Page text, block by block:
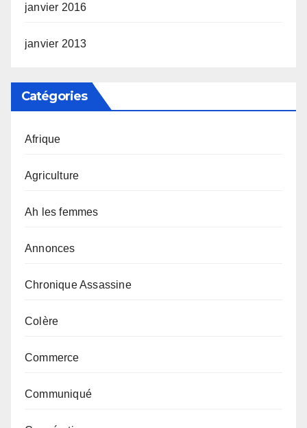
janvier 2016
janvier 2013
Catégories
Afrique
Agriculture
Ah les femmes
Annonces
Chronique Assassine
Colère
Commerce
Communiqué